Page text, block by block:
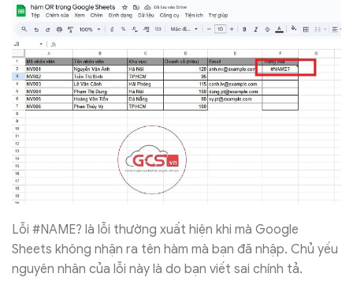
Lỗi #NAME? là lỗi thường xuất hiện khi mà Google
Sheets không nhận ra tên hàm mà bạn đã nhập. Chủ yếu
nguyên nhân của lỗi này là do bạn viết sai chính tả.